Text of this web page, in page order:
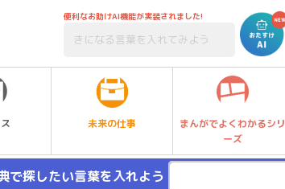
便利なお助けAI機能が実装されました!
未来の仕事
まんがでよくわかるシリ
ーズ
で探したい言葉を入れよう